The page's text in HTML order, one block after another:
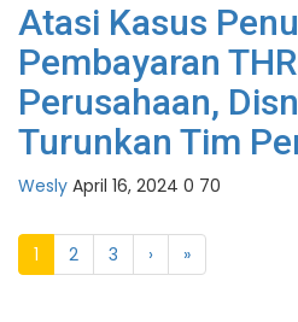
Atasi Kasus
Pembayaran
Perusahaan,
Turunkan Tim
Wesly April 16, 2024 0 70
1 2 3 › »